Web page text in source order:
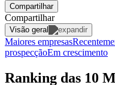
Compartilhar
Compartilhar
Visão geral
Maiores empresas
prospecçãoEm crescimento
Ranking das 10